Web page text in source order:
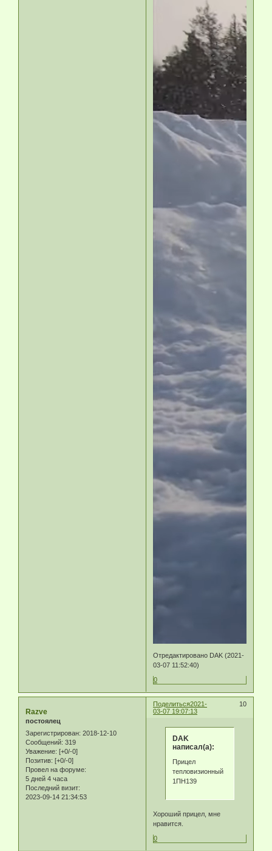
Отредактировано DAK (2021-
03-07 11:52:40)
0
Поделиться 10
2021-
03-07 19:07:13
Razve
постоялец
Зарегистрирован: 2018-12-10
Сообщений: 319
Уважение: [+0/-0]
Позитив: [+0/-0]
Провел на форуме:
5 дней 4 часа
Последний визит:
2023-09-14 21:34:53
DAK
написал(а):
Прицел
тепловизионный
1ПН139
Хороший прицел, мне
нравится.
0